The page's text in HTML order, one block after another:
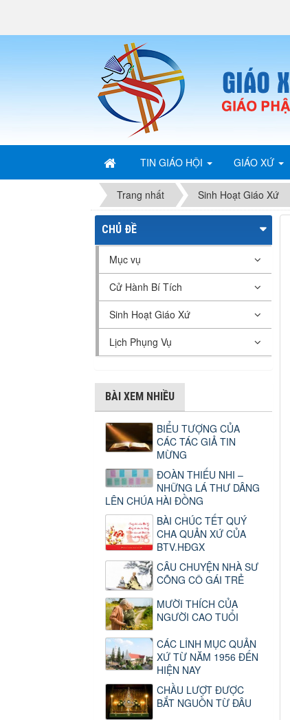
TIN GIÁO HỘI GIÁO XỨ
Trang nhất Sinh Hoạt Giáo Xứ
CHỦ ĐỀ
Mục vụ
Cử Hành Bí Tích
Sinh Hoạt Giáo Xứ
Lịch Phụng Vụ
BÀI XEM NHIỀU
BIỂU TƯỢNG CỦA
CÁC TÁC GIẢ TIN
MỪNG
ĐOÀN THIẾU NHI –
NHỮNG LÁ THƯ DÂNG
LÊN CHÚA HÀI ĐỒNG
BÀI CHÚC TẾT QUÝ
CHA QUẢN XỨ CỦA
BTV.HĐGX
CÂU CHUYỆN NHÀ SƯ
CÕNG CÔ GÁI TRẺ
MƯỜI THÍCH CỦA
NGƯỜI CAO TUỔI
CÁC LINH MỤC QUẢN
XỨ TỪ NĂM 1956 ĐẾN
HIỆN NAY
CHẦU LƯỢT ĐƯỢC
BẮT NGUỒN TỪ ĐÂU